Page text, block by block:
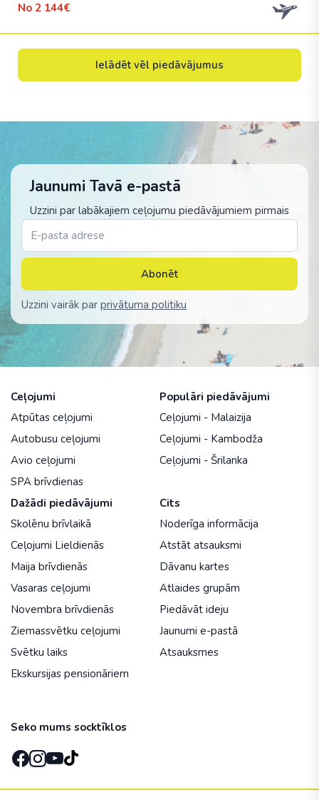
No 2 144€
Ielādēt vēl piedāvājumus
Jaunumi Tavā e-pastā
Uzzini par labākajiem ceļojumu piedāvājumiem pirmais
Abonēt
Uzzini vairāk par privātuma politiku
Ceļojumi
Atpūtas ceļojumi
Autobusu ceļojumi
Avio ceļojumi
SPA brīvdienas
Populāri piedāvājumi
Ceļojumi - Malaizija
Ceļojumi - Kambodža
Ceļojumi - Šrilanka
Dažādi piedāvājumi
Skolēnu brīvlaikā
Ceļojumi Lieldienās
Maija brīvdienās
Vasaras ceļojumi
Novembra brīvdienās
Ziemassvētku ceļojumi
Svētku laiks
Ekskursijas pensionāriem
Cits
Noderīga informācija
Atstāt atsauksmi
Dāvanu kartes
Atlaides grupām
Piedāvāt ideju
Jaunumi e-pastā
Atsauksmes
Seko mums socktīklos